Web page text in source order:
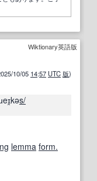
Wiktionary英語版
10/05 14:57 UTC 版)
s/
lemma form.